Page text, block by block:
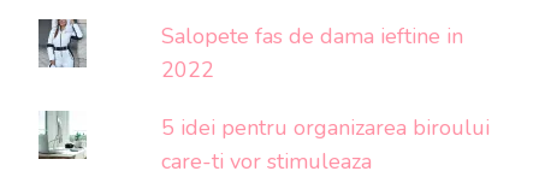
Salopete fas de dama ieftine in
2022
5 idei pentru organizarea biroului
care-ti vor stimuleaza